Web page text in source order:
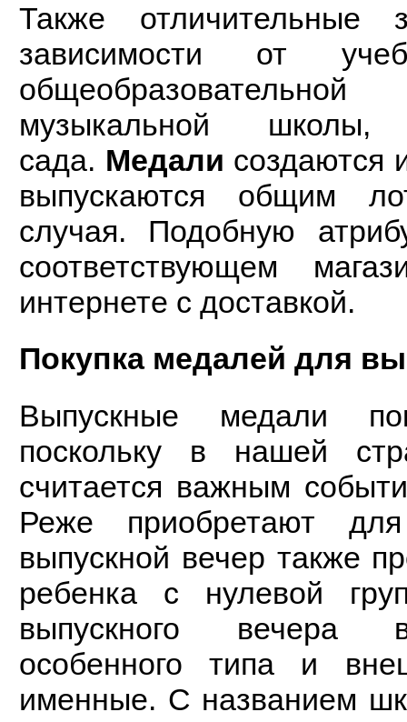
Также отличительные
зависимости от
музыкальной школы,
сада. Медали создаются
выпускаются общим
случая. Подобную
соответствующем
интернете с доставкой.
Покупка медалей для
Выпускные медали
поскольку в нашей
считается важным
Реже приобретают
выпускной вечер также
ребенка с нулевой
выпускного вечера
особенного типа и
именные. С названием